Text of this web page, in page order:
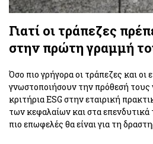
Γιατί οι τράπεζες
στην πρώτη γραμμή
Όσο πιο γρήγορα οι τράπεζες και οι
γνωστοποιήσουν την πρόθεσή
κριτήρια ESG στην εταιρική
των κεφαλαίων και στα
πιο επωφελές θα είναι για τη